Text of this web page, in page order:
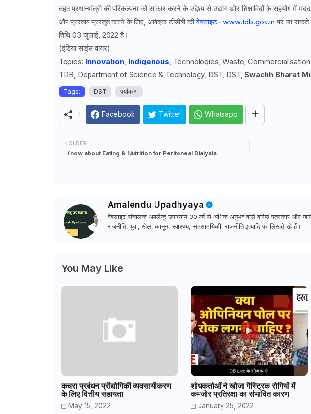
तहत प्रधानमंत्री की परिकल्पना को साकार करने के उद्देश्य से उद्योग और शिक्षाविदों के सहयोग में
और प्रस्ताव प्रस्तुत करने के लिए, आवेदक टीडीबी कीवेबसाइट– www.tdb.gov.in पर जा सकते
तिथि 03 जुलाई, 2022 है।
(इंडिया साइंस वायर)
Topics: Innovation, Indigenous, Technologies, Waste,
TDB, Department of Science & Technology, DST, DST, Swachh Bharat
Tags: DST पर्यावरण
Facebook Twitter Whatsapp
OLDER
Know about Eating & Nutrition for Peritoneal Dialysis
Amalendu Upadhyaya
वेबसाइट संचालक अमलेन्दु उपाध्याय 30 वर्ष से अधिक अनुभव वाले वरिष्ठ पत्रकार और जाने
राजनीति, युवा, खेल, कानून, स्वास्थ्य, समसामयिकी, राजनीति इत्यादि पर लिखते रहे हैं।
You May Like
कचरा प्रबंधन प्रौद्योगिकी व्यवसायीकरण
के लिए वित्तीय सहायता
May 15, 2022
शोधकर्ताओं ने खोजा गैस्ट्रिक रोगियों में
कमजोर प्रतिरक्षा का संभावित कारण
January 25, 2022